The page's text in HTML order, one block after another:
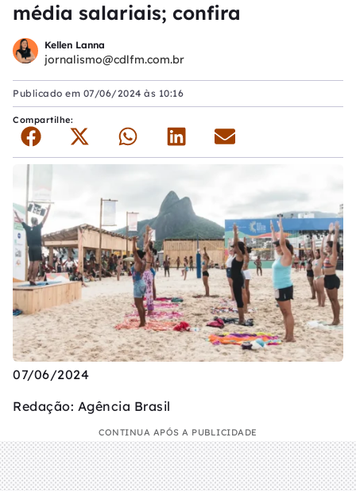
média salariais; confira
Kellen Lanna
jornalismo@cdlfm.com.br
Publicado em 07/06/2024 às 10:16
Compartilhe:
07/06/2024
Redação: Agência Brasil
CONTINUA APÓS A PUBLICIDADE